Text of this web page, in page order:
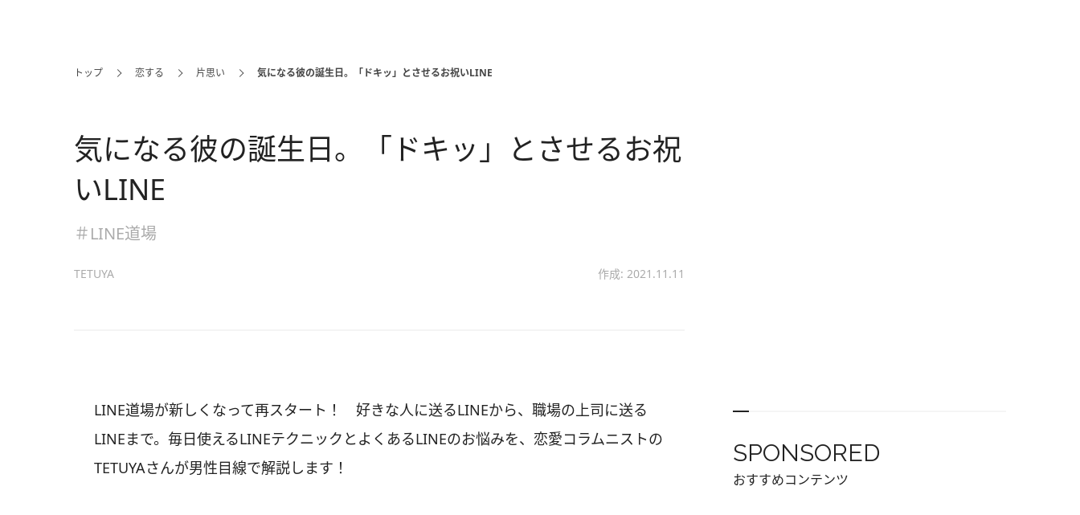
トップ 恋する 片思い 気になる彼の誕生日。「ドキッ」とさせるお祝いLINE
気になる彼の誕生日。「ドキッ」とさせるお祝
いLINE
＃LINE道場
TETUYA 作成: 2021.11.11
LINE道場が新しくなって再スタート！ 好きな人に送るLINEから、職場の上司に送る
LINEまで。毎日使えるLINEテクニックとよくあるLINEのお悩みを、恋愛コラムニストの
TETUYAさんが男性目線で解説します！
SPONSORED
おすすめコンテンツ